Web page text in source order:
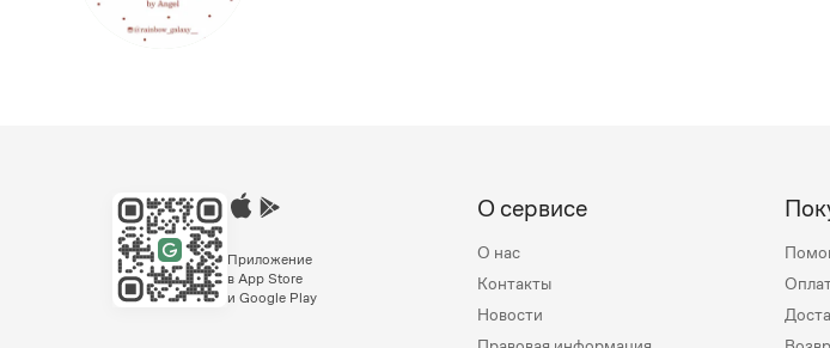
Приложение
в App Store
и Google Play
О сервисе
О нас
Контакты
Новости